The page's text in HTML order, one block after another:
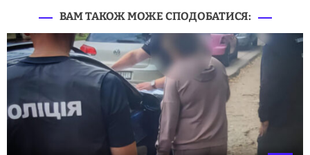
ВАМ ТАКОЖ МОЖЕ СПОДОБАТИСЯ: